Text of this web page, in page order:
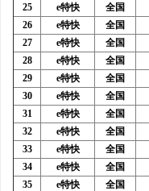
25
e特快 全国
26
e特快 全国
27
e特快 全国
28
e特快 全国
29
e特快 全国
30
e特快 全国
31
e特快 全国
32
e特快 全国
33
e特快 全国
34
e特快 全国
35
e特快 全国